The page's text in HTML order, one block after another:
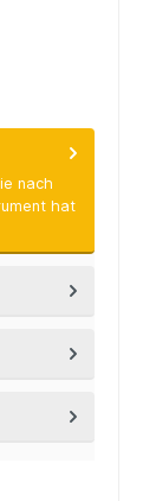
nach
hat